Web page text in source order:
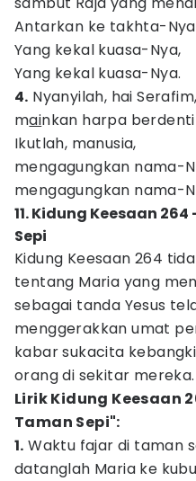
Antarkan ke takhta-Nya
Yang kekal kuasa-Nya,
Yang kekal kuasa-Nya.
4. Nyanyilah, hai Serafim,
mainkan harpa
Ikutlah, manusia,
mengagungkan nama-
mengagungkan nama-
11. Kidung Keesaan
Sepi
Kidung Keesaan 264
tentang Maria yang
sebagai tanda Yesus
menggerakkan umat
kabar sukacita
orang di sekitar mereka.
Lirik Kidung Keesaan
Taman Sepi":
1. Waktu fajar di taman
datanglah Maria ke